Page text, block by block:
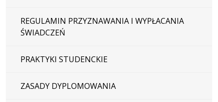
REGULAMIN PRZYZNAWANIA I WYPŁACANIA
ŚWIADCZEŃ
PRAKTYKI STUDENCKIE
ZASADY DYPLOMOWANIA